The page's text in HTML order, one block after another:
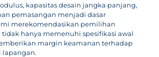
kapasitas desain jangka panjang,
pemasangan menjadi dasar
merekomendasikan pemilihan
hanya memenuhi spesifikasi awal
margin keamanan terhadap
lapangan.